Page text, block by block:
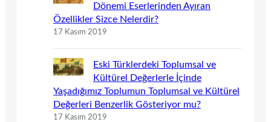
Dönemi Eserlerinden Ayıran
Özellikler Sizce Nelerdir?
17 Kasım 2019
Eski Türklerdeki Toplumsal ve
Kültürel Değerlerle İçinde
Yaşadığımız Toplumun Toplumsal ve Kültürel
Değerleri Benzerlik Gösteriyor mu?
17 Kasım 2019